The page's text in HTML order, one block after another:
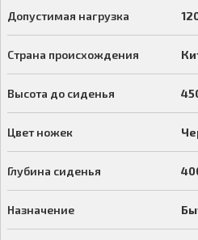
Допустимая нагрузка
Страна происхождения
Высота до сиденья
Цвет ножек
Глубина сиденья
Назначение